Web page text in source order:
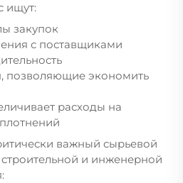
ищут:
закупок
с поставщиками
экономить
расходы на
важный сырьевой
и инженерной